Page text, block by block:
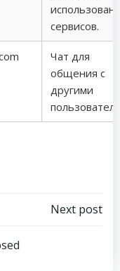
сервисов.
Чат для
общения с
другими
Next post